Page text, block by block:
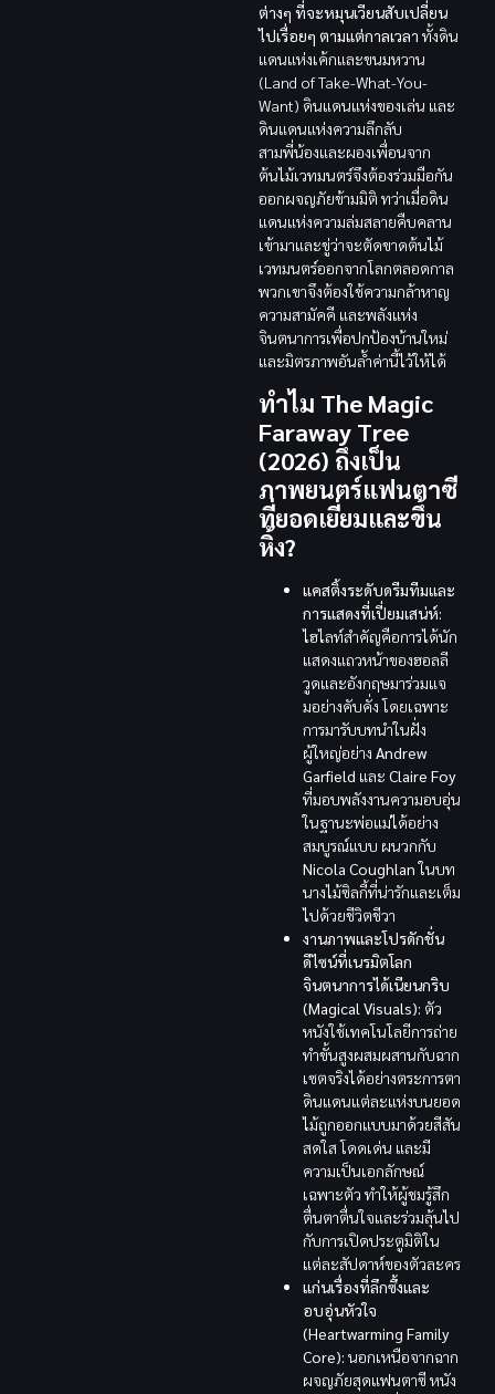
ต่างๆ ที่จะหมุนเวียนสับเปลี่ยน
ไปเรื่อยๆ ตามแต่กาลเวลา ทั้งดิน
แดนแห่งเค้กและขนมหวาน
(Land of Take-What-You-
Want) ดินแดนแห่งของเล่น และ
ดินแดนแห่งความลึกลับ
สามพี่น้องและผองเพื่อนจาก
ต้นไม้เวทมนตร์จึงต้องร่วมมือกัน
ออกผจญภัยข้ามมิติ ทว่าเมื่อดิน
แดนแห่งความล่มสลายคืบคลาน
เข้ามาและขู่ว่าจะตัดขาดต้นไม้
เวทมนตร์ออกจากโลกตลอดกาล
พวกเขาจึงต้องใช้ความกล้าหาญ
ความสามัคคี และพลังแห่ง
จินตนาการเพื่อปกป้องบ้านใหม่
และมิตรภาพอันล้ำค่านี้ไว้ให้ได้
ทำไม The Magic
Faraway Tree
(2026) ถึงเป็น
ภาพยนตร์แฟนตาซี
ที่ยอดเยี่ยมและขึ้น
หิ้ง?
แคสติ้งระดับดรีมทีมและ
การแสดงที่เปี่ยมเสน่ห์:
ไฮไลท์สำคัญคือการได้นัก
แสดงแถวหน้าของฮอลลี
วูดและอังกฤษมาร่วมแจ
มอย่างคับคั่ง โดยเฉพาะ
การมารับบทนำในฝั่ง
ผู้ใหญ่อย่าง Andrew
Garfield และ Claire Foy
ที่มอบพลังงานความอบอุ่น
ในฐานะพ่อแม่ได้อย่าง
สมบูรณ์แบบ ผนวกกับ
Nicola Coughlanในบท
นางไม้ซิลกี้ที่น่ารักและเต็ม
ไปด้วยชีวิตชีวา
งานภาพและโปรดักชั่น
ดีไซน์ที่เนรมิตโลก
จินตนาการได้เนียนกริบ
(Magical Visuals): ตัว
หนังใช้เทคโนโลยีการถ่าย
ทำขั้นสูงผสมผสานกับฉาก
เซตจริงได้อย่างตระการตา
ดินแดนแต่ละแห่งบนยอด
ไม้ถูกออกแบบมาด้วยสีสัน
สดใส โดดเด่น และมี
ความเป็นเอกลักษณ์
เฉพาะตัว ทำให้ผู้ชมรู้สึก
ตื่นตาตื่นใจและร่วมลุ้นไป
กับการเปิดประตูมิติใน
แต่ละสัปดาห์ของตัวละคร
แก่นเรื่องที่ลึกซึ้งและ
อบอุ่นหัวใจ
(Heartwarming Family
Core): นอกเหนือจากฉาก
ผจญภัยสุดแฟนตาซี หนัง